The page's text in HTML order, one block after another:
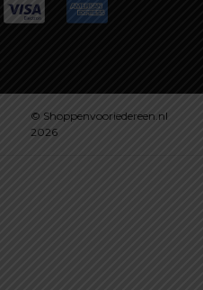
© Shoppenvooriedereen.nl
2026